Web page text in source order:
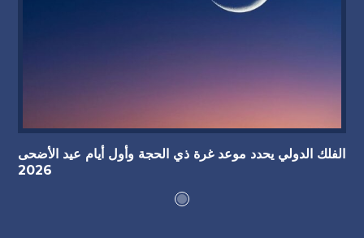
الفلك الدولي يحدد موعد غرة ذي الحجة وأول أيام عيد الأضحى
2026